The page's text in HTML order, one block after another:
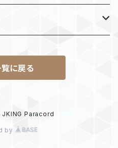
に戻る
Paracord
by